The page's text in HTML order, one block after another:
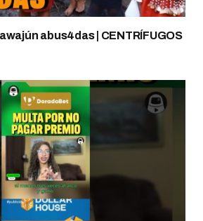
abus4das | CENTRÍFUGOS